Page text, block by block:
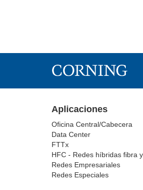
Aplicaciones
Oficina Central/Cabecera
Data Center
FTTx
HFC - Redes híbridas fibra
Redes Empresariales
Redes Especiales